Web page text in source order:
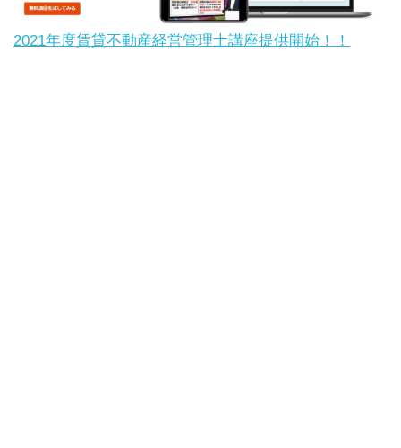
2021年度賃貸不動産経営管理士講座提供開始！！